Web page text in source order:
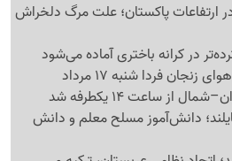
کوهنورد در ارتفاعات پاکستان؛ علت مرگ دلخراش
در کرانه باختری آماده می‌شود
فردا شنبه 17 مرداد
از ساعت 14 یکطرفه شد
دانش‌آموز مسلح معلم و دانش